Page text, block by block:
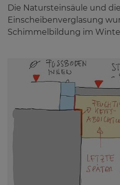
Die Natursteinsäule und
Einscheibenverglasung
Schimmelbildung im